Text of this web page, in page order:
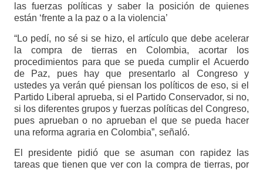
las fuerzas políticas y saber la posición de quienes
están ‘frente a la paz o a la violencia’
“Lo pedí, no sé si se hizo, el artículo que debe acelerar
la compra de tierras en Colombia, acortar los
procedimientos para que se pueda cumplir el Acuerdo
de Paz, pues hay que presentarlo al Congreso y
ustedes ya verán qué piensan los políticos de eso, si el
Partido Liberal aprueba, si el Partido Conservador, si no,
si los diferentes grupos y fuerzas políticas del Congreso,
pues aprueban o no aprueban el que se pueda hacer
una reforma agraria en Colombia”, señaló.
El presidente pidió que se asuman con rapidez las
tareas que tienen que ver con la compra de tierras, por